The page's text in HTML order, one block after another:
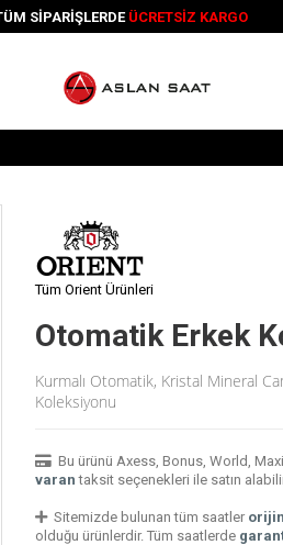
SİPARİŞLERDE ÜCRETSİZ KARGO
Tüm Orient Ürünleri
Otomatik Erkek
Kurmalı Otomatik, Kristal Mineral
Koleksiyonu
Bu ürünü Axess, Bonus, World,
varan taksit seçenekleri ile satın
Sitemizde bulunan tüm saatler
olduğu ürünlerdir. Tüm saatlerde